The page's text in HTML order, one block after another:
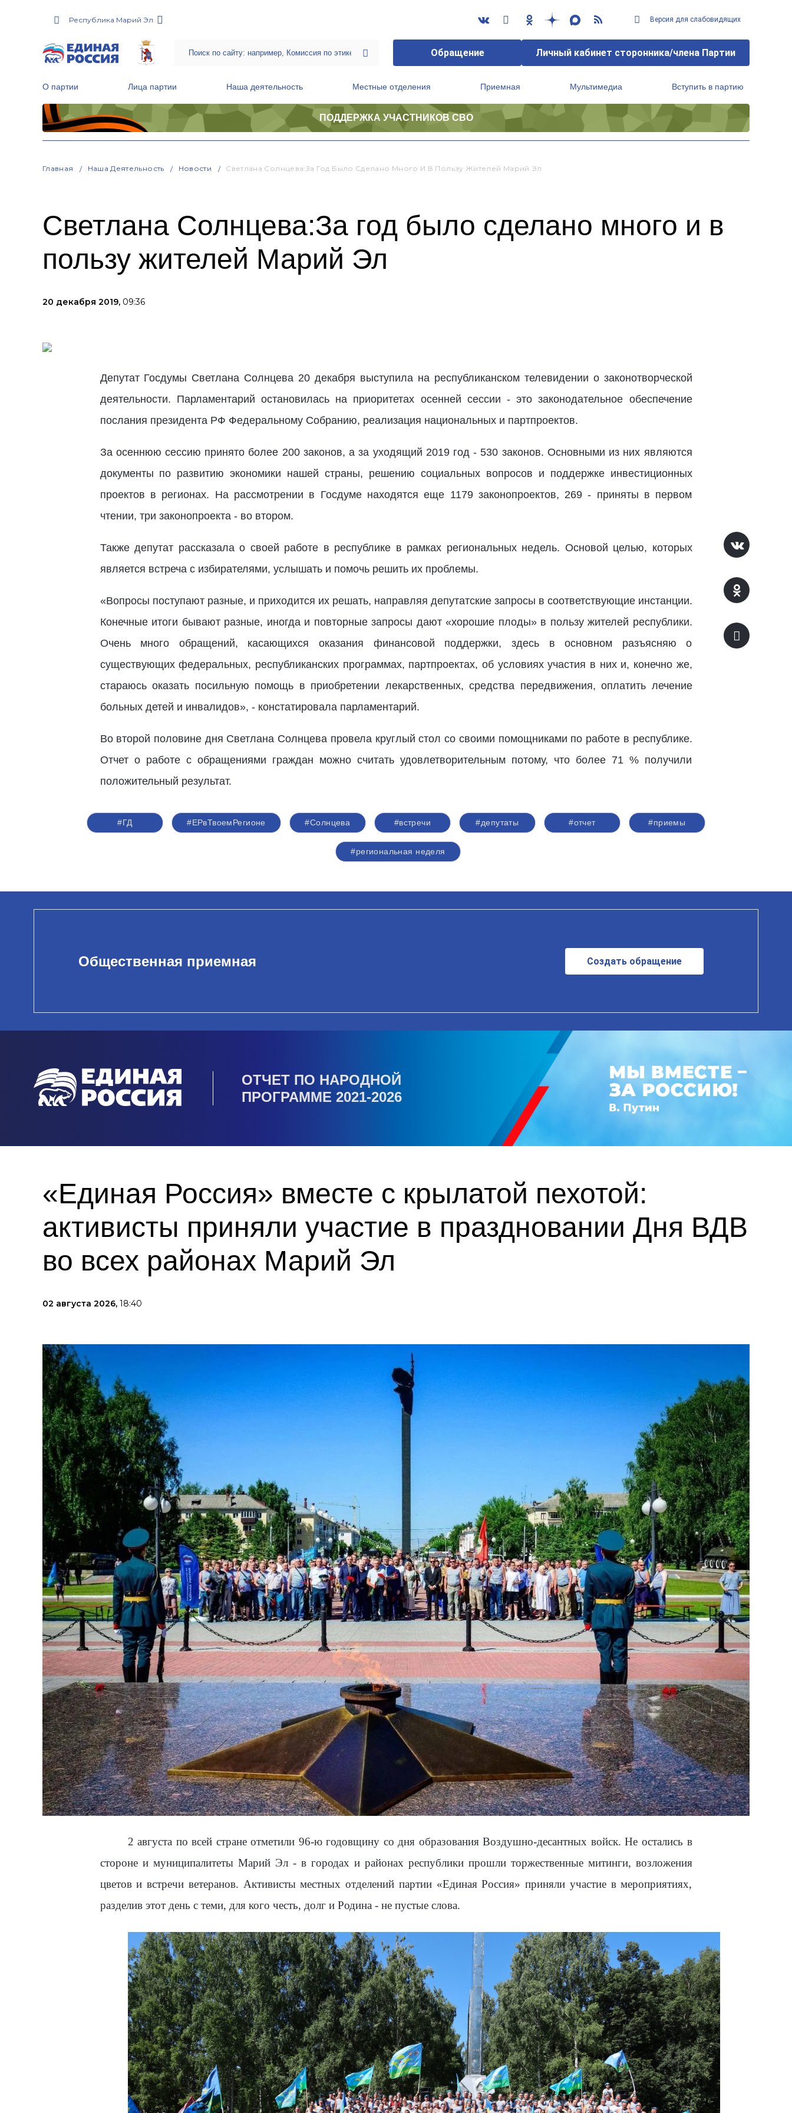
Республика Марий Эл Версия для слабовидящих
Обращение Личный кабинет сторонника/члена Партии
О партии Лица партии Наша деятельность Местные отделения Приемная Мультимедиа Вступить в партию
ПОДДЕРЖКА УЧАСТНИКОВ СВО
Главная Наша Деятельность Новости Светлана Солнцева:За Год Было Сделано Много И В Пользу Жителей Марий Эл
Светлана Солнцева:За год было сделано много и в
пользу жителей Марий Эл
20 декабря 2019, 09:36
Депутат Госдумы Светлана Солнцева 20 декабря выступила на республиканском телевидении о законотворческой
деятельности. Парламентарий остановилась на приоритетах осенней сессии - это законодательное обеспечение
послания президента РФ Федеральному Собранию, реализация национальных и партпроектов.
За осеннюю сессию принято более 200 законов, а за уходящий 2019 год - 530 законов. Основными из них являются
документы по развитию экономики нашей страны, решению социальных вопросов и поддержке инвестиционных
проектов в регионах. На рассмотрении в Госдуме находятся еще 1179 законопроектов, 269 - приняты в первом
чтении, три законопроекта - во втором.
Также депутат рассказала о своей работе в республике в рамках региональных недель. Основой целью, которых
является встреча с избирателями, услышать и помочь решить их проблемы.
«Вопросы поступают разные, и приходится их решать, направляя депутатские запросы в соответствующие инстанции.
Конечные итоги бывают разные, иногда и повторные запросы дают «хорошие плоды» в пользу жителей республики.
Очень много обращений, касающихся оказания финансовой поддержки, здесь в основном разъясняю о
существующих федеральных, республиканских программах, партпроектах, об условиях участия в них и, конечно же,
стараюсь оказать посильную помощь в приобретении лекарственных, средства передвижения, оплатить лечение
больных детей и инвалидов», - констатировала парламентарий.
Во второй половине дня Светлана Солнцева провела круглый стол со своими помощниками по работе в республике.
Отчет о работе с обращениями граждан можно считать удовлетворительным потому, что более 71 % получили
положительный результат.
#ГД #ЕРвТвоемРегионе #Солнцева #встречи #депутаты #отчет #приемы
#региональная неделя
Общественная приемная Создать обращение
ОТЧЕТ ПО НАРОДНОЙ
ПРОГРАММЕ 2021-2026
«Единая Россия» вместе с крылатой пехотой:
активисты приняли участие в праздновании Дня ВДВ
во всех районах Марий Эл
02 августа 2026, 18:40
2 августа по всей стране отметили 96-ю годовщину со дня образования Воздушно-десантных войск. Не остались в
стороне и муниципалитеты Марий Эл - в городах и районах республики прошли торжественные митинги, возложения
цветов и встречи ветеранов. Активисты местных отделений партии «Единая Россия» приняли участие в мероприятиях,
разделив этот день с теми, для кого честь, долг и Родина - не пустые слова.